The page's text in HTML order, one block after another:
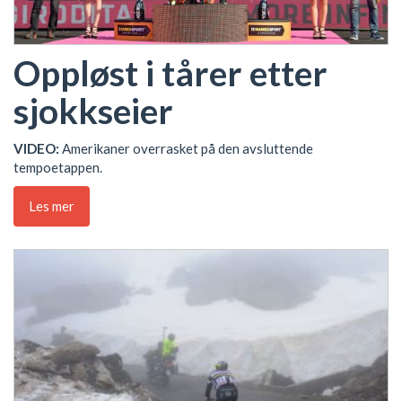
Oppløst i tårer etter
sjokkseier
VIDEO: Amerikaner overrasket på den avsluttende
tempoetappen.
Les mer